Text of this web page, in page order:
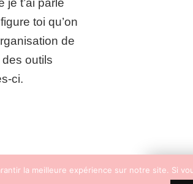
je t’ai parlé
toi qu’on
de
outils
ci.
la meilleure expérience sur notre site. Si